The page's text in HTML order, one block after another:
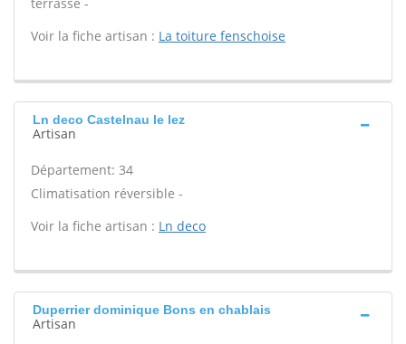
Voir la fiche artisan : La toiture fenschoise
Ln deco Castelnau le lez
Artisan
Département: 34
Climatisation réversible -
Voir la fiche artisan : Ln deco
Duperrier dominique Bons en chablais
Artisan